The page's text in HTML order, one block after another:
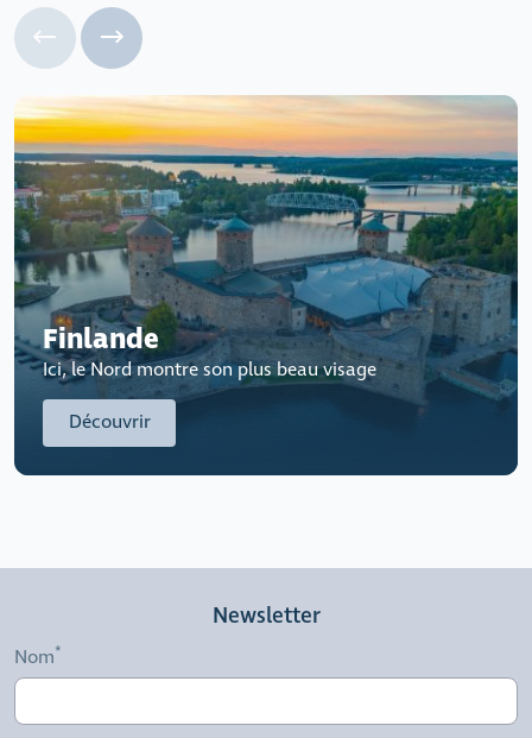
Finlande
Ici, le Nord montre son plus beau visage
Découvrir
Newsletter
Nom